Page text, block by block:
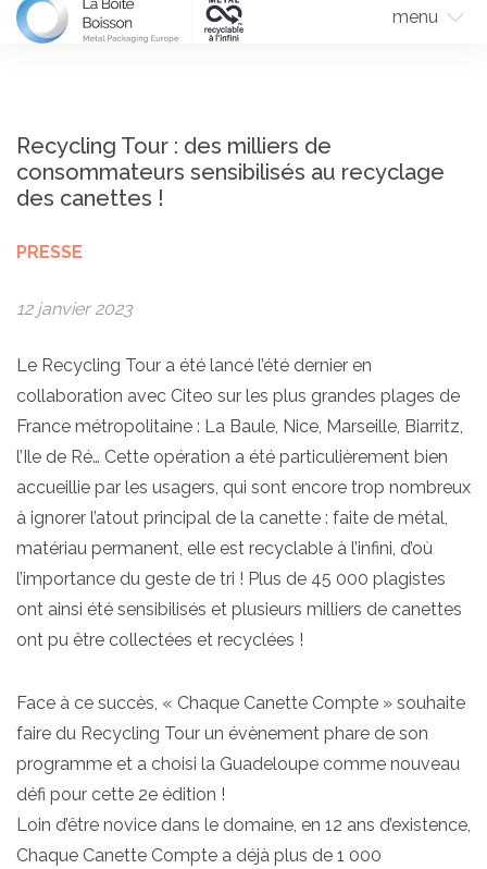
menu
Recycling Tour : des milliers de
consommateurs sensibilisés au recyclage
des canettes !
PRESSE
12 janvier 2023
Le Recycling Tour a été lancé l’été dernier en
collaboration avec Citeo sur les plus grandes plages de
France métropolitaine : La Baule, Nice, Marseille, Biarritz,
l’Ile de Ré… Cette opération a été particulièrement bien
accueillie par les usagers, qui sont encore trop nombreux
à ignorer l’atout principal de la canette : faite de métal,
matériau permanent, elle est recyclable à l’infini, d’où
l’importance du geste de tri ! Plus de 45 000 plagistes
ont ainsi été sensibilisés et plusieurs milliers de canettes
ont pu être collectées et recyclées !
Face à ce succès, « Chaque Canette Compte » souhaite
faire du Recycling Tour un évènement phare de son
programme et a choisi la Guadeloupe comme nouveau
défi pour cette 2e édition !
Loin d’être novice dans le domaine, en 12 ans d’existence,
Chaque Canette Compte a déjà plus de 1 000